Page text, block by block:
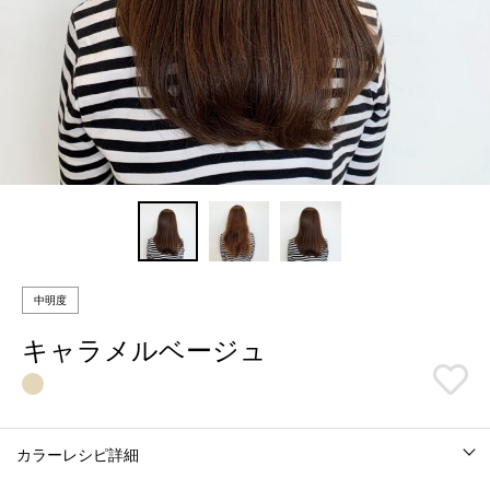
中明度
キャラメルベージュ
カラーレシピ詳細